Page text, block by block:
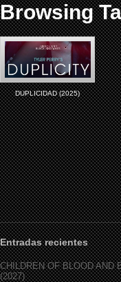
Browsing
DUPLICIDAD (2025)
Entradas recientes
CHILDREN OF BLOOD AND
(2027)